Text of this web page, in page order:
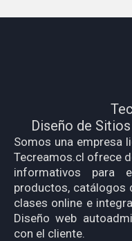
Diseño de
Somos una empresa
Tecreamos.cl ofrece
informativos para
productos, catálogos
clases online e
Diseño web
con el cliente.